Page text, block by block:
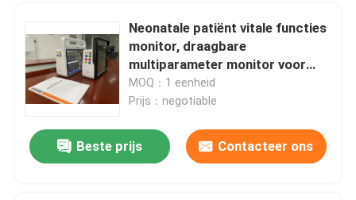
Neonatale patiënt vitale functies
monitor, draagbare
multiparameter monitor voor
diagnose
MOQ：1 eenheid
Prijs：negotiable
Beste prijs Contacteer ons